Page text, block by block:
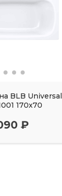
BLB Universal
170x70
₽